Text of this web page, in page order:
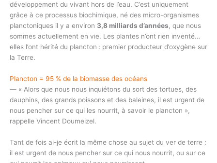
développement du vivant hors de l’eau. C’est uniquement
grâce à ce processus biochimique, né des micro-organismes
planctoniques il y a environ 3,8 milliards d’années, que nous
sommes actuellement en vie. Les plantes n’ont rien inventé…
elles l’ont hérité du plancton : premier producteur d’oxygène sur
la Terre.
Plancton = 95 % de la biomasse des océans
— « Alors que nous nous inquiétons du sort des tortues, des
dauphins, des grands poissons et des baleines, il est urgent de
nous pencher sur ce qui les nourrit, à savoir le plancton »,
rappelle Vincent Doumeizel.
Tant de fois ai-je écrit la même chose au sujet du ver de terre :
il est urgent de nous pencher sur ce qui nous nourrit, ou sur ce